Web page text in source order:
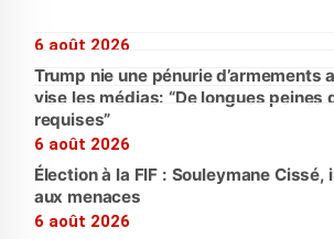
6 août 2026
Trump nie une pénurie d’armements
vise les médias: “De longues peines
requises”
6 août 2026
Élection à la FIF : Souleymane
aux menaces
6 août 2026